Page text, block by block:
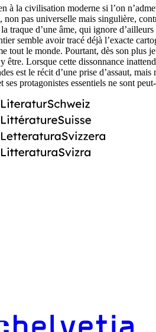
à la civilisation moderne si l’on
non pas universelle mais singulière,
traque d’une âme, qui ignore
semble avoir tracé déjà l’exacte
tout le monde. Pourtant, dès son plus
être. Lorsque cette dissonnance
est le récit d’une prise d’assaut,
ses protagonistes essentiels ne sont